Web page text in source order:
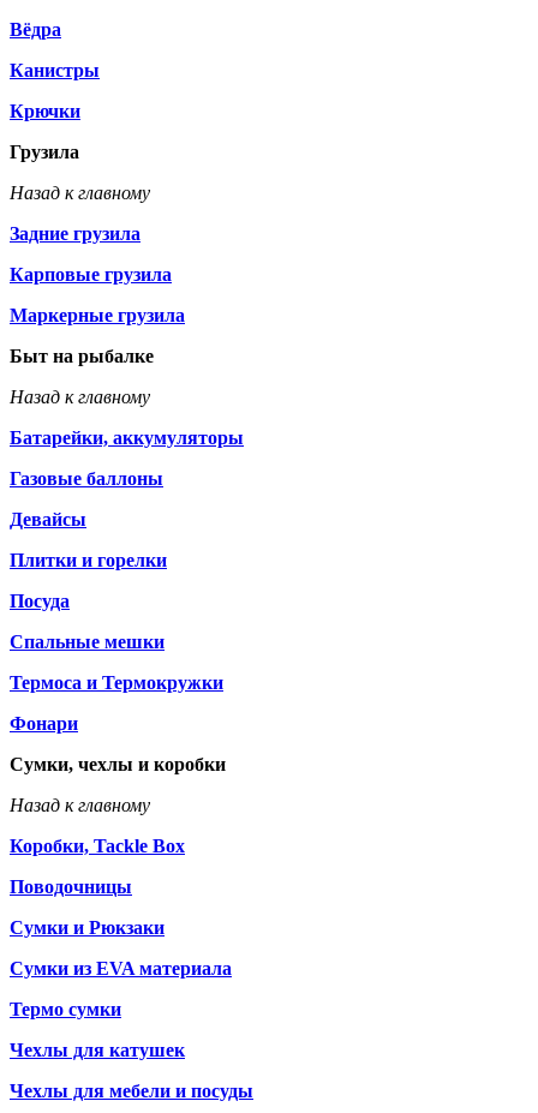
Вёдра
Канистры
Крючки
Грузила
Назад к главному
Задние грузила
Карповые грузила
Маркерные грузила
Быт на рыбалке
Назад к главному
Батарейки, аккумуляторы
Газовые баллоны
Девайсы
Плитки и горелки
Посуда
Спальные мешки
Термоса и Термокружки
Фонари
Сумки, чехлы и коробки
Назад к главному
Коробки, Tackle Box
Поводочницы
Сумки и Рюкзаки
Сумки из EVA материала
Термо сумки
Чехлы для катушек
Чехлы для мебели и посуды